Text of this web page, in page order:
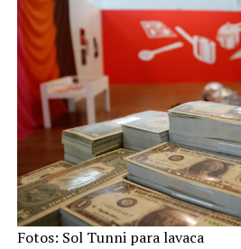
Fotos: Sol Tunni para lavaca